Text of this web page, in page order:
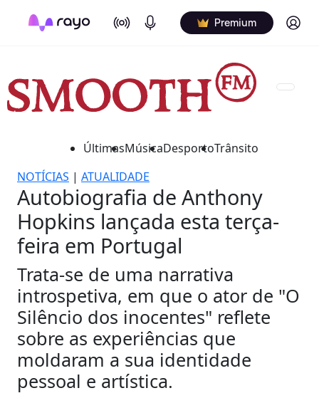
On Air Podcasts Premium Log in
ÚltimasMúsicaDesportoTrânsito
NOTÍCIAS | ATUALIDADE
Autobiografia de Anthony
Hopkins lançada esta terça-
feira em Portugal
Trata-se de uma narrativa
introspetiva, em que o ator de "O
Silêncio dos inocentes" reflete
sobre as experiências que
moldaram a sua identidade
pessoal e artística.